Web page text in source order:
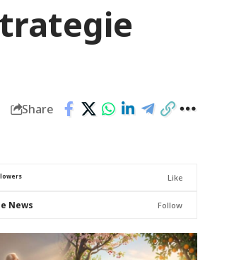
Share
Like
News Follow